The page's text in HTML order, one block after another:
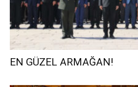
EN GÜZEL ARMAĞAN!